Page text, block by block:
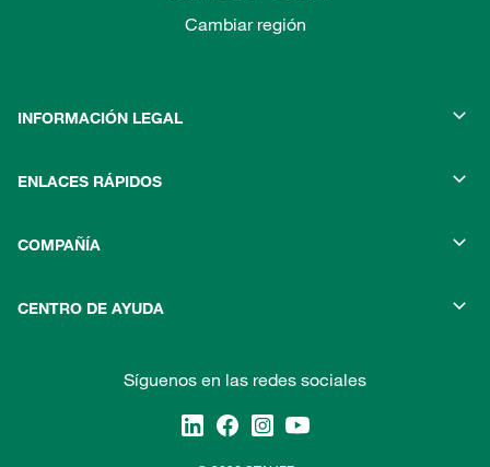
Cambiar región
INFORMACIÓN LEGAL
ENLACES RÁPIDOS
COMPAÑÍA
CENTRO DE AYUDA
Síguenos en las redes sociales